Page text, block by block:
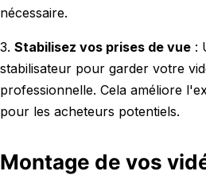
nécessaire.
3. Stabilisez vos prises de vue :
stabilisateur pour garder votre
professionnelle. Cela améliore
pour les acheteurs potentiels.
Montage de vos